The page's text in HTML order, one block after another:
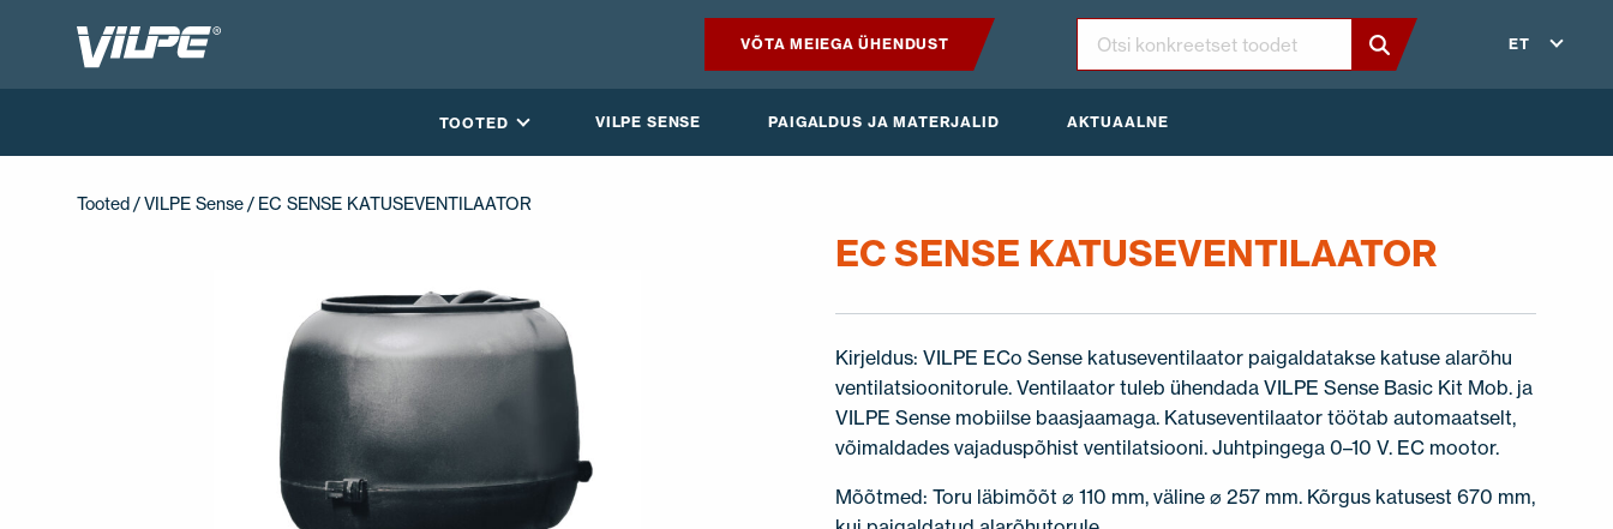
VÕTA MEIEGA ÜHENDUST ET
TOOTED VILPE SENSE PAIGALDUS JA MATERJALID AKTUAALNE
SV-FI LV ET
Tooted /VILPE Sense / EC SENSE KATUSEVENTILAATOR
EC SENSE KATUSEVENTILAATOR
Kirjeldus: VILPE ECo Sense katuseventilaator paigaldatakse katuse alarõhu
ventilatsioonitorule. Ventilaator tuleb ühendada VILPE Sense Basic Kit Mob. ja
VILPE Sense mobiilse baasjaamaga. Katuseventilaator töötab automaatselt,
võimaldades vajaduspõhist ventilatsiooni. Juhtpingega 0–10 V. EC mootor.
Mõõtmed: Toru läbimõõt ⌀ 110 mm, väline ⌀ 257 mm. Kõrgus katusest 670 mm,